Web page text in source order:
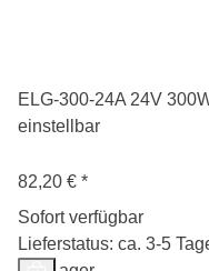
ELG-300-24A 24V
einstellbar
82,20 € *
Sofort verfügbar
Lieferstatus: ca. 3-5